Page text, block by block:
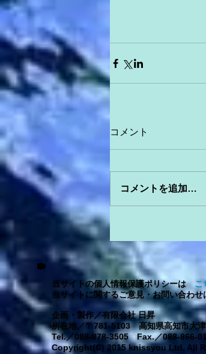
コメント
コメントを追加…
当サイトの個人情報保護ポリシーは こ
当サイトに関するご意見・お問い合わ
企画・製作／有限会社 日昇
所在地／〒781-5103 高知県高知市大
Tel.／088-878-3505 Fax.／088-866-
Copyright(C) 2015 knissyou Ltd. All